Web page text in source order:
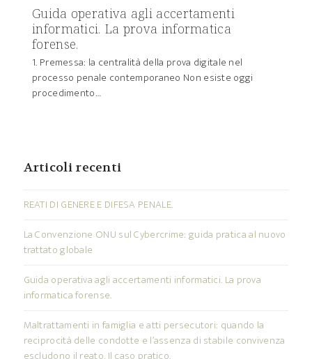
Guida operativa agli accertamenti
informatici. La prova informatica
forense.
1. Premessa: la centralità della prova digitale nel
processo penale contemporaneo Non esiste oggi
procedimento…
Articoli recenti
REATI DI GENERE E DIFESA PENALE.
La Convenzione ONU sul Cybercrime: guida pratica al nuovo
trattato globale
Guida operativa agli accertamenti informatici. La prova
informatica forense.
Maltrattamenti in famiglia e atti persecutori: quando la
reciprocità delle condotte e l’assenza di stabile convivenza